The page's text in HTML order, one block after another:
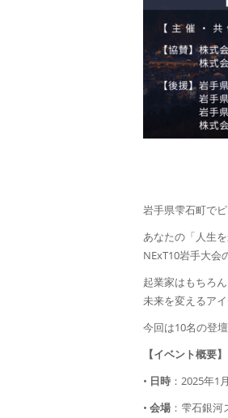
岩手県雫石町で
あなたの「人生
NExT10岩手大会
起業家はもちろ
未来を変えるア
今回は10名の登
【イベント概要】
• 日時 ：2025年1
• 会場 ：雫石銀